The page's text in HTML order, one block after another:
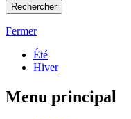
Rechercher
Fermer
Été
Hiver
Menu principal